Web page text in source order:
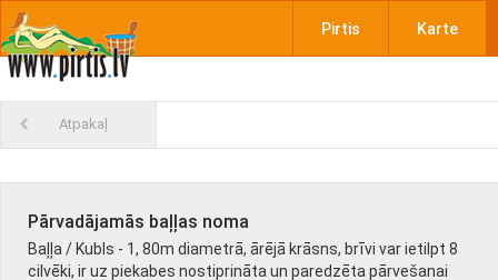
Pirtis Karte
Atpakaļ
Pārvadājamās baļļas noma
Baļļa / Kubls - 1, 80m diametrā, ārējā krāsns, brīvi var ietilpt 8
cilvēki, ir uz piekabes nostiprināta un paredzēta pārvešanai